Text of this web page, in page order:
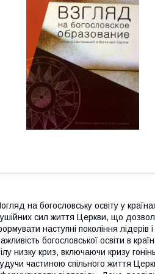
на богословську освіту у
сил життя Церкви, що
наступні покоління
богословської освіти в
низку криз, включаючи кризу
частиною спільного життя